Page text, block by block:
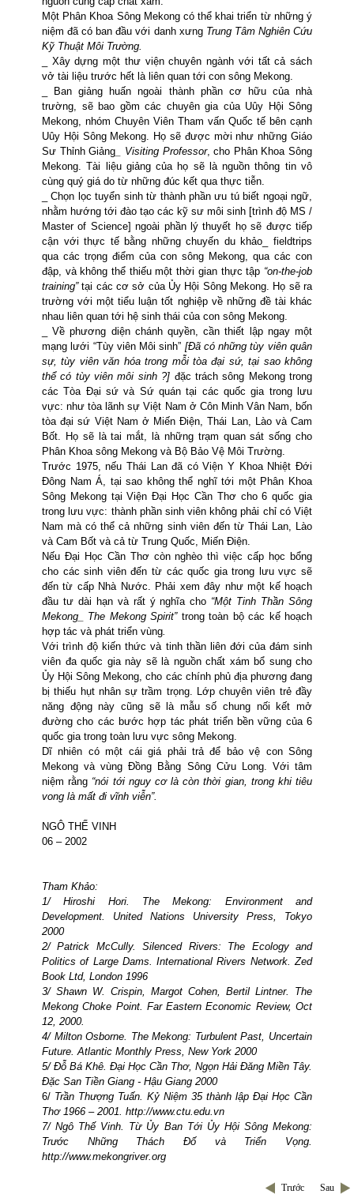
Một Phân Khoa Sông Mekongcó thể khai triển từ những ý
niệm đã có ban đầu với danh xưng Trung Tâm Nghiên Cứu
Kỹ Thuật Môi Trường.
_ Xây dựng một thư viện chuyên ngành với tất cả sách
vở tài liệu trước hết là liên quan tới con sông Mekong
_ Ban giảng huấn ngoài thành phần cơ hữu của nhà
trường, sẽ bao gồm các chuyên gia của Uûy Hội Sông
Mekong, nhóm Chuyên Viên Tham vấn Quốc tế bên cạnh
Uûy Hội Sông Mekong. Họ sẽ được mời như những Giáo
Sư Thỉnh Giảng _ Visiting Professor, cho Phân Khoa Sông
Mekong . Tài liệu giảng của họ sẽ là nguồn thông tin vô
cùng quý giá do từ những đúc kết qua thực tiễn.
_ Chọn lọc tuyển sinh từ thành phần ưu tú biết ngoại ngữ,
nhằm hướng tới đào tạo các kỹ sư môi sinh [trình độ MS /
Master of Science] ngoài phần lý thuyết họ sẽ được tiếp
cận với thực tế bằng những chuyến du khảo_ fieldtrips
qua các trọng điểm của con sông Mekong, qua các con
đập, và không thể thiếu một thời gian thực tập “on-the-job
training”tại các cơ sở của Ủy Hội Sông Mekong. Họ sẽ ra
trường với một tiểu luận tốt nghiệp về những đề tài khác
nhau liên quan tới hệ sinh thái của con sông Mekong
Về phương diện chánh quyền, cần thiết lập ngay một
mạng lưới “Tùy viên Môi sinh” [Đã có những tùy viên quân
sự, tùy viên văn hóa trong mỗi tòa đại sứ, tại sao không
thể có tùy viên môi sinh ?] đặc trách sông Mekong trong
các Tòa Đại sứ và Sứ quán tại các quốc gia trong lưu
vực: như tòa lãnh sự Việt Nam ở Côn Minh Vân Nam, bốn
tòa đại sứ Việt Nam ở Miến Điện, Thái
Lan, Lào và Cam
Bốt. Họ sẽ là tai mắt, là những trạm quan sát sống cho
Phân Khoa sông Mekong và Bộ Bảo Vệ Môi Trường.
Trước 1975, nếu Thái Lan đã có Viện Y Khoa Nhiệt Đới
Đông Nam Á, tại sao không thể nghĩ tới một Phân Khoa
Sông Mekong tại Viện Đại Học Cần Thơ cho 6 quốc gia
trong lưu vực: thành phần sinh viên không phải chỉ có Việt
Nam mà có thể cả những sinh viên đến từ Thái Lan, Lào
và Cam Bốt và cả từ Trung Quốc, Miến Điện.
Nếu Đại Học Cần Thơ còn nghèo thì việc cấp học bổng
cho các sinh viên đến từ các quốc gia trong lưu vực sẽ
đến từ cấp Nhà Nước. Phải xem đây như một kế hoạch
đầu tư dài hạn và rất ý nghĩa cho “Một Tinh Thần Sông
Mekong_ The Mekong Spirit” trong toàn bộ các kế hoạch
hợp tác và phát triển vùng
Với trình độ kiến thức và tinh thần liên đới của đám sinh
viên đa quốc gia này sẽ là nguồn chất xám bổ sung cho
Ủy Hội Sông Mekong, cho các chính phủ địa phương đang
bị thiếu hụt nhân sự trầm trọng. Lớp chuyên viên trẻ đầy
năng động này cũng sẽ là mẫu số chung nối kết mở
đường cho các bước hợp tác phát triển bền vững của 6
quốc gia trong toàn lưu vực sông Mekong
Dĩ nhiên có một cái giá phải trả để bảo vệ con Sông
Mekong và vùng Đồng Bằng Sông Cửu Long. Với tâm
niệm rằng “nói tới nguy cơ là còn thời gian, trong khi tiêu
vong là mất đi vĩnh viễn”.
NGÔ THẾ VINH
06 – 2002
Tham Khảo:
1/ Hiroshi Hori. TheMekong: Environment and
Development. United Nations University Press, Tokyo
2000
2/ Patrick McCully. Silenced Rivers: The Ecology and
Politics of Large Dams. International Rivers Network. Zed
Book Ltd, London 1996
3/ Shawn W. Crispin, Margot Cohen, Bertil Lintner. The
Mekong Choke Point. Far Eastern Economic Review, Oct
12, 2000.
4/ Milton Osborne. TheMekong: Turbulent Past, Uncertain
Future. Atlantic Monthly Press, New York 2000
5/ Đỗ Bá Khê. Đại Học Cần Thơ, Ngọn Hải Đăng Miền Tây.
Đặc San Tiền Giang - Hậu Giang 2000
6/ Trần Thượng Tuấn. Kỷ Niệm 35 thành lập Đại Học Cần
Thơ 1966 – 2001. http://www.ctu.edu.vn
7/ Ngô Thế Vinh. Từ Ủy Ban Tới Ủy Hội Sông Mekong:
Trước Những Thách Đố và Triển Vọng.
http://www.mekongriver.org
Trước Sau